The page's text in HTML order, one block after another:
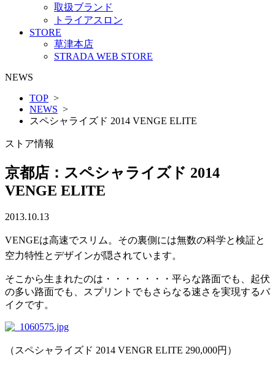
取扱ブランド
トライアスロン
STORE
草津本店
STRADA WEB STORE
NEWS
TOP >
NEWS >
スペシャライズド 2014 VENGE ELITE
ストア情報
京都店：スペシャライズド 2014
VENGE ELITE
2013.10.13
VENGEは高速でスリム。その裏側には無数の科学と検証と
空力特性とデザインが隠されています。
そこから生まれたのは・・・・・・・平らな路面でも、起伏
の多い路面でも、スプリントでもさらなる速さを実現するバ
イクです。
（スペシャライズド 2014 VENGR ELITE 290,000円）